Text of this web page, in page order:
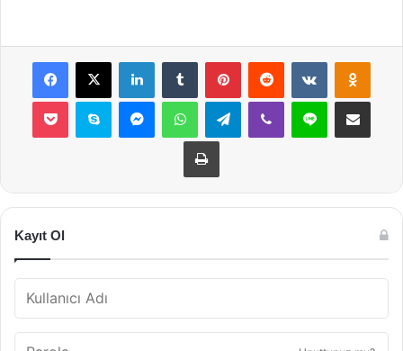
Facebook
X LinkedInTumblr PinterestReddit VKontakte
Pocket Skype MessengerWhatsAppTelegramViber Line E-Posta ile
Yazdır
Kayıt Ol